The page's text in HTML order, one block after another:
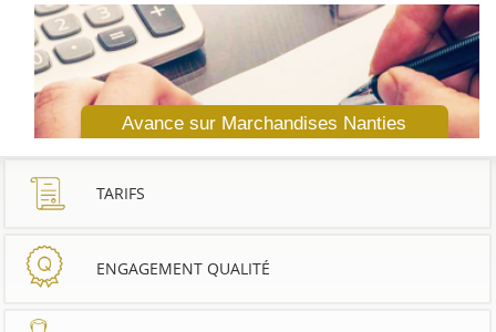
Avance sur Marchandises Nanties
TARIFS
ENGAGEMENT QUALITÉ